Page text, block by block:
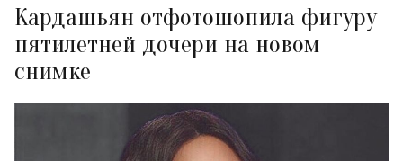
Кардашьян отфотошопила фигуру
пятилетней дочери на новом
снимке